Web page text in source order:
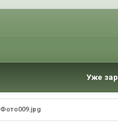
Уже
Фото009.jpg